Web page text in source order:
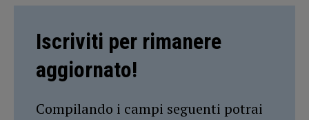
Iscriviti per rimanere
aggiornato!
Compilando i campi seguenti potrai